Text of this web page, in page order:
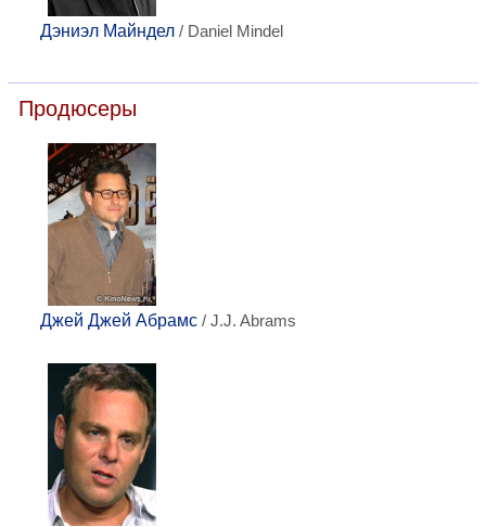
Дэниэл Майндел / Daniel Mindel
Продюсеры
Джей Джей Абрамс / J.J. Abrams